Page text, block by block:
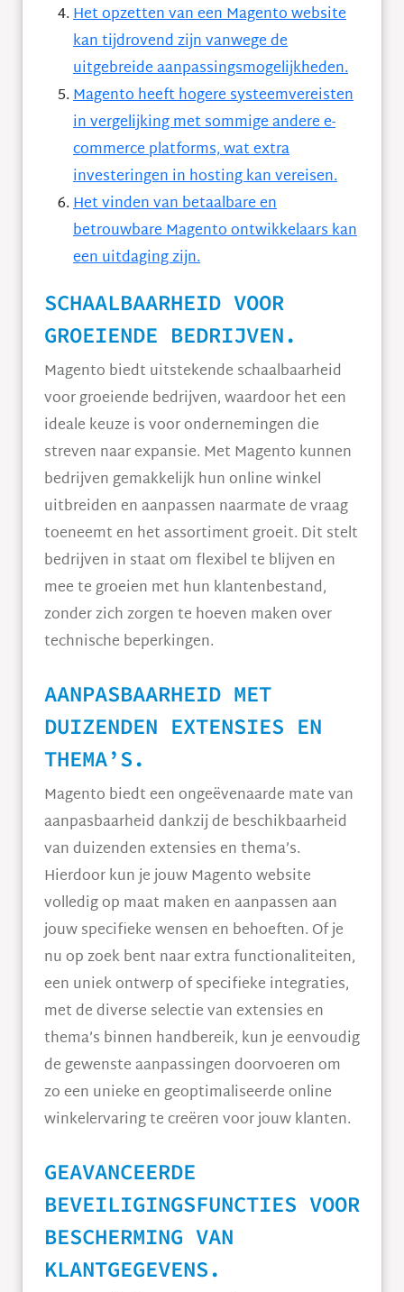
Het opzetten van een Magento website
kan tijdrovend zijn vanwege de
uitgebreide aanpassingsmogelijkheden.
Magento heeft hogere systeemvereisten
in vergelijking met sommige andere e-
commerce platforms, wat extra
investeringen in hosting kan vereisen.
Het vinden van betaalbare en
betrouwbare Magento ontwikkelaars kan
een uitdaging zijn.
SCHAALBAARHEID VOOR
GROEIENDE BEDRIJVEN.
Magento biedt uitstekende schaalbaarheid
voor groeiende bedrijven, waardoor het een
ideale keuze is voor ondernemingen die
streven naar expansie. Met Magento kunnen
bedrijven gemakkelijk hun online winkel
uitbreiden en aanpassen naarmate de vraag
toeneemt en het assortiment groeit. Dit stelt
bedrijven in staat om flexibel te blijven en
mee te groeien met hun klantenbestand,
zonder zich zorgen te hoeven maken over
technische beperkingen.
AANPASBAARHEID MET
DUIZENDEN EXTENSIES EN
THEMA’S.
Magento biedt een ongeëvenaarde mate van
aanpasbaarheid dankzij de beschikbaarheid
van duizenden extensies en thema’s.
Hierdoor kun je jouw Magento website
volledig op maat maken en aanpassen aan
jouw specifieke wensen en behoeften. Of je
nu op zoek bent naar extra functionaliteiten,
een uniek ontwerp of specifieke integraties,
met de diverse selectie van extensies en
thema’s binnen handbereik, kun je eenvoudig
de gewenste aanpassingen doorvoeren om
zo een unieke en geoptimaliseerde online
winkelervaring te creëren voor jouw klanten.
GEAVANCEERDE
BEVEILIGINGSFUNCTIES VOOR
BESCHERMING VAN
KLANTGEGEVENS.